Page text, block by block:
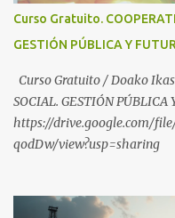
partekatu nahi badituzu:
https://whatsapp.com/
SÍGUENOS EN YOUTUBE:
sub_confirmation=1
Curso Gratuito.
GESTIÓN PÚBLICA Y
Curso Gratuito / Doako
SOCIAL. GESTIÓN PÚBLICA
https://drive.google.com/
qodDw/view?usp=sharing